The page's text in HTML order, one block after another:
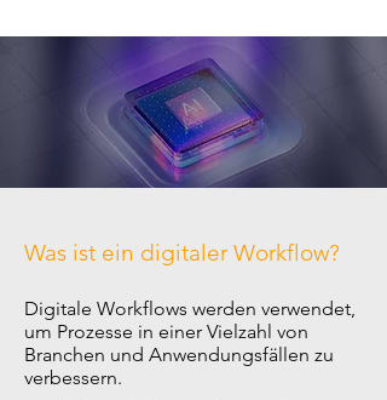
Was ist ein digitaler Workflow?
Digitale Workflows werden verwendet,
um Prozesse in einer Vielzahl von
Branchen und Anwendungsfällen zu
verbessern.